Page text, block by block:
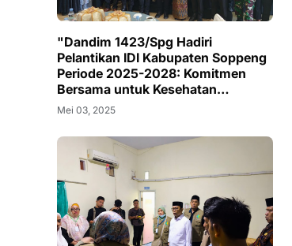
"Dandim 1423/Spg Hadiri
Pelantikan IDI Kabupaten Soppeng
Periode 2025-2028: Komitmen
Bersama untuk Kesehatan
Masyarakat"
Mei 03, 2025